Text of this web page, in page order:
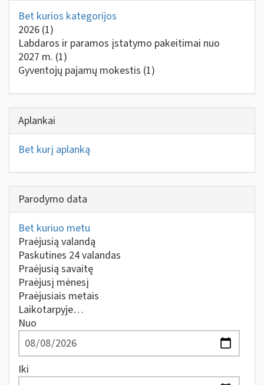
Bet kurios kategorijos
2026 (1)
Labdaros ir paramos įstatymo pakeitimai nuo
2027 m. (1)
Gyventojų pajamų mokestis (1)
Aplankai
Bet kurį aplanką
Parodymo data
Bet kuriuo metu
Praėjusią valandą
Paskutines 24 valandas
Praėjusią savaitę
Praėjusį mėnesį
Praėjusiais metais
Laikotarpyje…
Nuo
Iki